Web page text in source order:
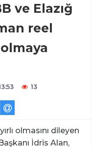
ve Elazığ
reel
13
olmasını dileyen
İdris Alan,